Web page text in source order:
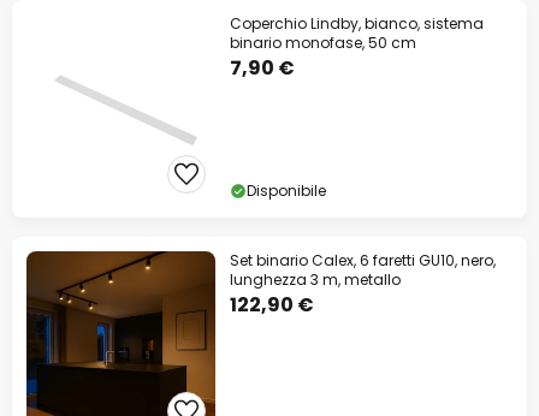
Coperchio Lindby, bianco, sistema
binario monofase, 50 cm
7,90 €
Disponibile
Set binario Calex, 6 faretti GU10, nero,
lunghezza 3 m, metallo
122,90 €